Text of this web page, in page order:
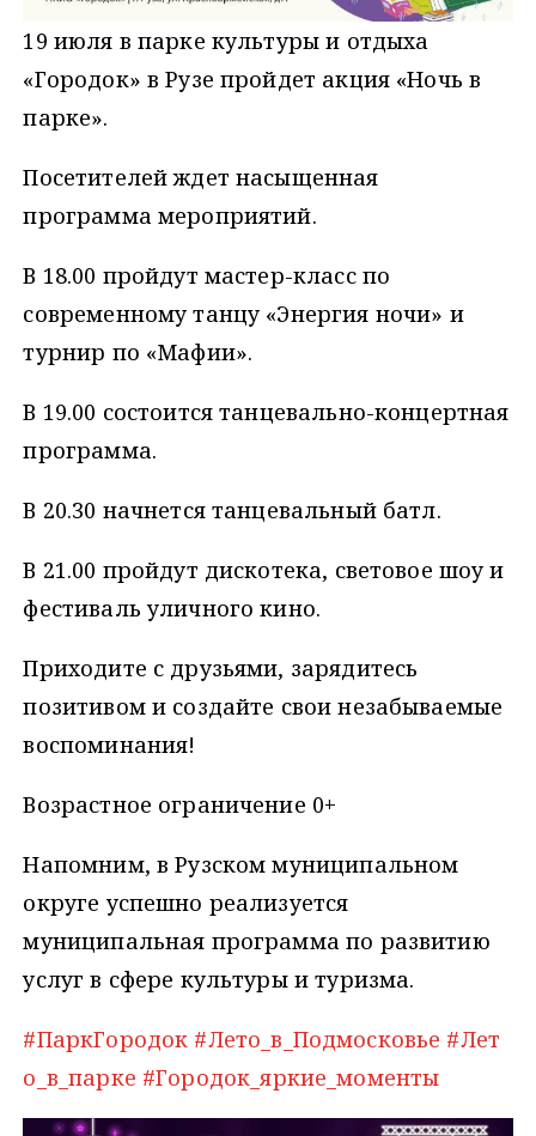
19 июля в парке культуры и отдыха
«Городок» в Рузе пройдет акция «Ночь в
парке».
Посетителей ждет насыщенная
программа мероприятий.
В 18.00 пройдут мастер-класс по
современному танцу «Энергия ночи» и
турнир по «Мафии».
В 19.00 состоится танцевально-концертная
программа.
В 20.30 начнется танцевальный батл.
В 21.00 пройдут дискотека, световое шоу и
фестиваль уличного кино.
Приходите с друзьями, зарядитесь
позитивом и создайте свои незабываемые
воспоминания!
Возрастное ограничение 0+
Напомним, в Рузском муниципальном
округе успешно реализуется
муниципальная программа по развитию
услуг в сфере культуры и туризма.
#ПаркГородок #Лето_в_Подмосковье #Лет
о_в_парке #Городок_яркие_моменты